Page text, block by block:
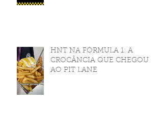
HNT NA FÓRMULA 1: A
CROCÂNCIA QUE CHEGOU
AO PIT LANE